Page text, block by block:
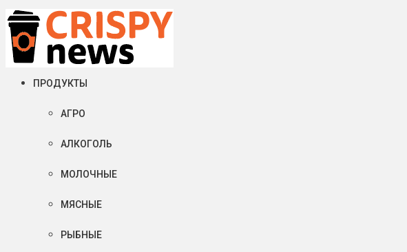
Суббота, 08 августа, 2026
Crispy News/Криспи Ньюс
События и тенденции рынка пищевой промышленности в России и мире
ПРОДУКТЫ
АГРО
АЛКОГОЛЬ
МОЛОЧНЫЕ
МЯСНЫЕ
РЫБНЫЕ